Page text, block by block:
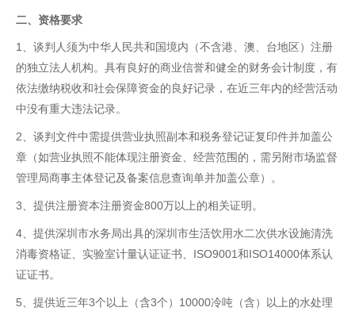
二、资格要求
1、谈判人须为中华人民共和国境内（不含港、澳、台地区）注册
的独立法人机构。具有良好的商业信誉和健全的财务会计制度，有
依法缴纳税收和社会保障资金的良好记录，在近三年内的经营活动
中没有重大违法记录。
2、谈判文件中需提供营业执照副本和税务登记证复印件并加盖公
章（如营业执照不能体现注册资金、经营范围的，需另附市场监督
管理局商事主体登记及备案信息查询单并加盖公章）。
3、提供注册资本注册资金800万以上的相关证明。
4、提供深圳市水务局出具的深圳市生活饮用水二次供水设施清洗
消毒资格证、实验室计量认证证书、ISO9001和ISO14000体系认
证证书。
5、提供近三年3个以上（含3个）10000冷吨（含）以上的水处理